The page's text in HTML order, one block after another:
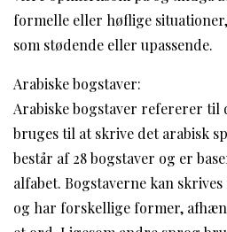
formelle eller høflige
som stødende eller upassende.
Arabiske bogstaver:
Arabiske bogstaver refererer til
bruges til at skrive det arabisk
består af 28 bogstaver og er
alfabet. Bogstaverne kan
og har forskellige former,